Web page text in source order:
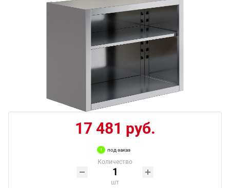
17 481 руб.
под заказ
Количество
шт